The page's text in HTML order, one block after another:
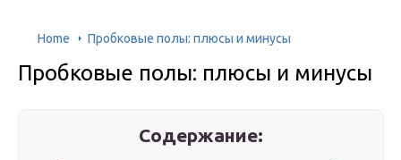
Home Пробковые полы: плюсы и минусы
Пробковые полы: плюсы и минусы
Содержание: